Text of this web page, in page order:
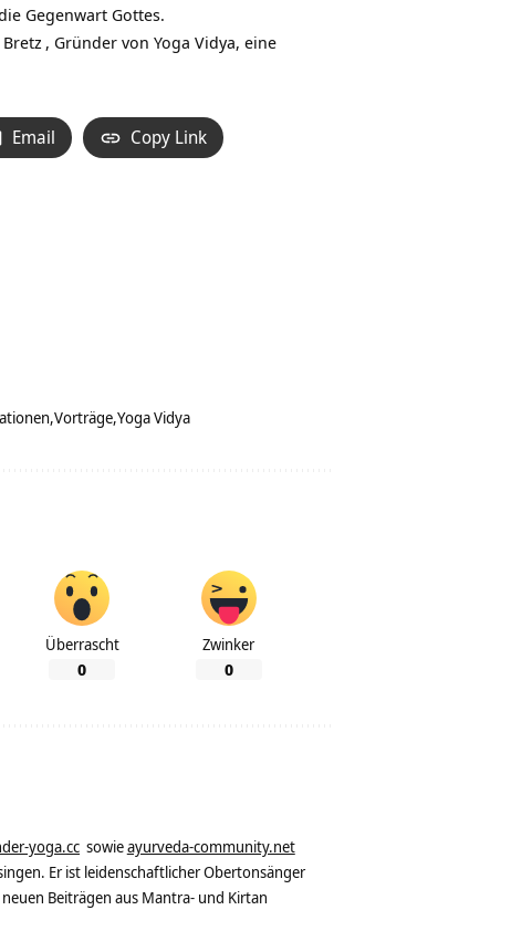
Gegenwart Gottes.
, Gründer von Yoga Vidya, eine
Email Copy Link
Vorträge Yoga Vidya
Überrascht
0
Zwinker
0
yoga.cc sowieayurveda-community.net
Er ist leidenschaftlicher Obertonsänger
Beiträgen aus Mantra- und Kirtan